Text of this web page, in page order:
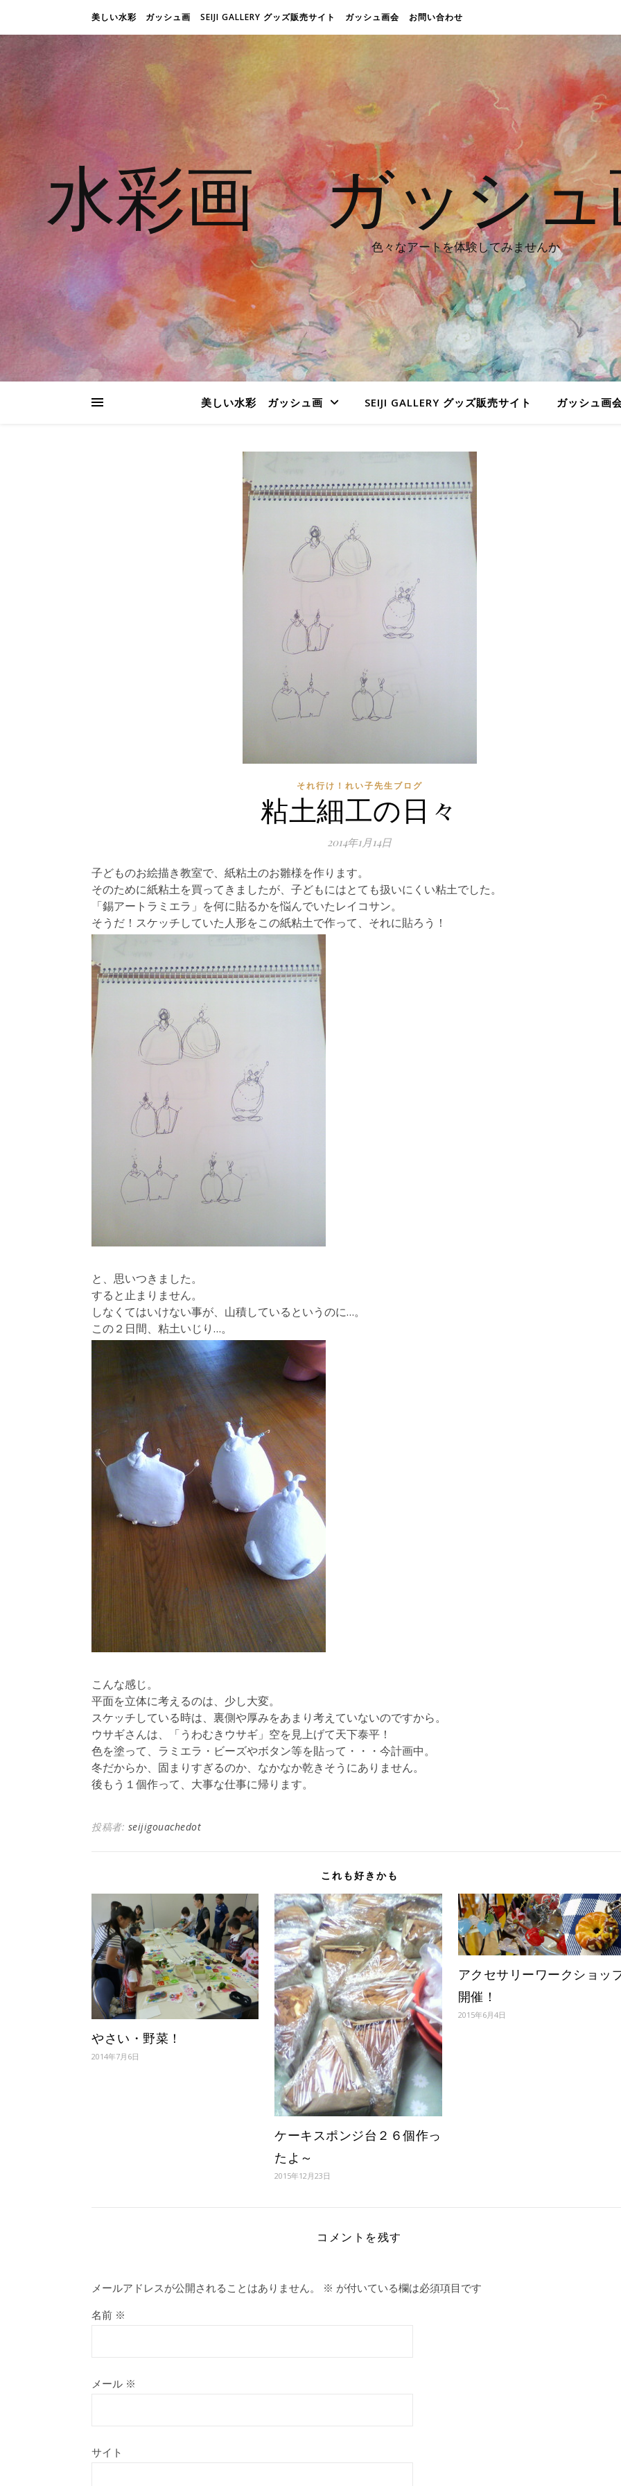
美しい水彩 ガッシュ画 SEIJI GALLERY グッズ販売サイト ガッシュ画会 お問い合わせ
水彩画 ガッシュ
色々なアートを体験してみませんか
美しい水彩 ガッシュ画 SEIJI GALLERY グッズ販売サイト ガッシュ画
それ行け！れい子先生ブログ
粘土細工の日々
2014年1月14日
子どものお絵描き教室で、紙粘土のお雛様を作ります。
そのために紙粘土を買ってきましたが、子どもにはとても扱いにくい粘土でした。
「錫アートラミエラ」を何に貼るかを悩んでいたレイコサン。
そうだ！スケッチしていた人形をこの紙粘土で作って、それに貼ろう！
と、思いつきました。
すると止まりません。
しなくてはいけない事が、山積しているというのに…。
この２日間、粘土いじり…。
こんな感じ。
平面を立体に考えるのは、少し大変。
スケッチしている時は、裏側や厚みをあまり考えていないのですから。
ウサギさんは、「うわむきウサギ」空を見上げて天下泰平！
色を塗って、ラミエラ・ビーズやボタン等を貼って・・・今計画中。
冬だからか、固まりすぎるのか、なかなか乾きそうにありません。
後もう１個作って、大事な仕事に帰ります。
投稿者: seijigouachedot
これも好きかも
やさい・野菜！
2014年7月6日
ケーキスポンジ台２６個作っ
たよ～
2015年12月23日
アクセサリーワークショッ
開催！
2015年6月4日
コメントを残す
メールアドレスが公開されることはありません。 ※ が付いている欄は必須項目です
名前 ※
メール ※
サイト